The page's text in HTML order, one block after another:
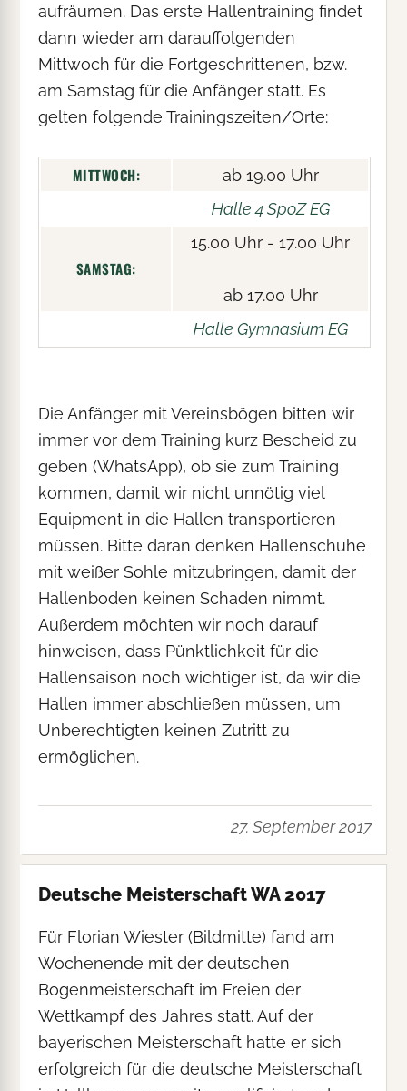
aufräumen. Das erste Hallentraining findet
dann wieder am darauffolgenden
Mittwoch für die Fortgeschrittenen, bzw.
am Samstag für die Anfänger statt. Es
gelten folgende Trainingszeiten/Orte:
MITTWOCH:
ab 19.00 Uhr
Halle 4 SpoZ EG
SAMSTAG:
15.00 Uhr - 17.00 Uhr
ab 17.00 Uhr
Halle Gymnasium EG
Die Anfänger mit Vereinsbögen bitten wir
immer vor dem Training kurz Bescheid zu
geben (WhatsApp), ob sie zum Training
kommen, damit wir nicht unnötig viel
Equipment in die Hallen transportieren
müssen. Bitte daran denken Hallenschuhe
mit weißer Sohle mitzubringen, damit der
Hallenboden keinen Schaden nimmt.
Außerdem möchten wir noch darauf
hinweisen, dass Pünktlichkeit für die
Hallensaison noch wichtiger ist, da wir die
Hallen immer abschließen müssen, um
Unberechtigten keinen Zutritt zu
ermöglichen.
27. September 2017
Deutsche Meisterschaft WA 2017
Für Florian Wiester (Bildmitte) fand am
Wochenende mit der deutschen
Bogenmeisterschaft im Freien der
Wettkampf des Jahres statt. Auf der
bayerischen Meisterschaft hatte er sich
erfolgreich für die deutsche Meisterschaft